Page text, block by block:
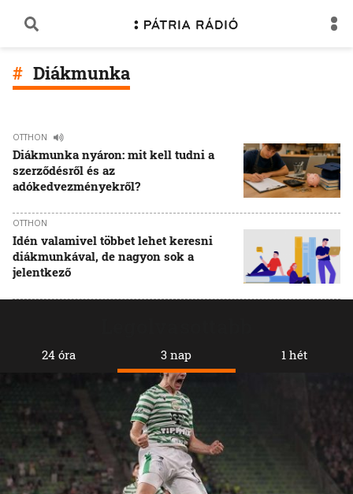
Diákmunka
OTTHON
Diákmunka nyáron: mit kell tudni a
szerződésről és az
adókedvezményekről?
OTTHON
Idén valamivel többet lehet keresni
diákmunkával, de nagyon sok a
jelentkező
24 óra 3 nap 1 hét